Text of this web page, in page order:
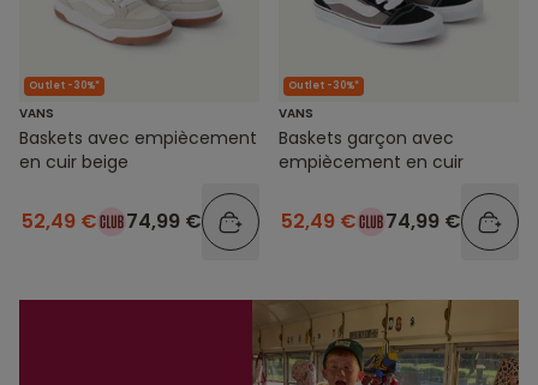
Outlet -30%*
VANS
Baskets avec empiècement
en cuir beige
52,49 € 74,99 €
Outlet -30%*
VANS
Baskets garçon avec
empiècement en cuir
52,49 € 74,99 €